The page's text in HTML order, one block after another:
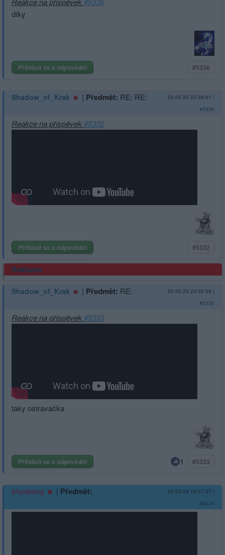
díky
Přihlásit se a odpovědět #5336
Shadow_of_Krak | Předmět: RE: RE: 20.03.23 23:34:01 |
#5336
Reakce na příspěvek#5332
Přihlásit se a odpovědět #5332
Reklama
Shadow_of_Krak | Předmět: RE: 20.03.23 23:32:56 |
#5335
Reakce na příspěvek#5333
taky ostravačka
Přihlásit se a odpovědět 1 #5333
blueberry | Předmět: 20.03.23 19:37:57 |
#5334